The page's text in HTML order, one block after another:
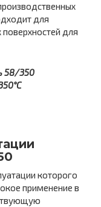
для
для
58/350
которого
применение в